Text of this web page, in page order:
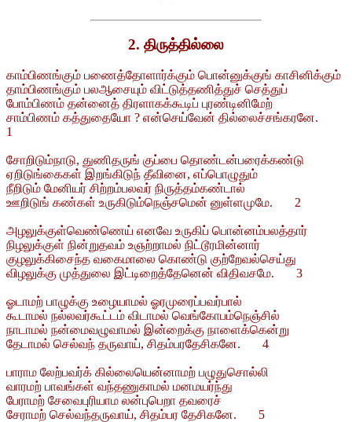
2. திருத்தில்லை
காம்பிணங்கும் பணைத்தோளார்க்கும் பொன்னுக்குங் காசினிக்கும்
தாம்பிணங்கும் பலஆசையும் விட்டுத்தணித்துச் செத்துப்
போம்பிணம் தன்னைத் திரளாகக்கூடிப் புரண்டினிமேற்
சாம்பிணம் கத்துதையோ ? என்செய்வேன் தில்லைச்சங்கரனே.
1
சோறிடும்நாடு, துணிதருங் குப்பை தொண்டன்பரைக்கண்டு
ஏறிடுங்கைகள் இறங்கிடுந் தீவினை, எப்பொழுதும்
நீறிடும் மேனியர் சிற்றம்பலவர் நிருத்தம்கண்டால்
ஊறிடுங் கண்கள் உருகிடும்நெஞ்சமென் னுள்ளமுமே. 2
அழலுக்குள்வெண்ணெய் எனவே உருகிப் பொன்னம்பலத்தார்
நிழலுக்குள் நின்றுதவம் உஞற்றாமல் நிட்டூரமின்னார்
குழலுக்கிசைந்த வகைமாலை கொண்டு குற்றேவல்செய்து
விழலுக்கு முத்துலை இட்டிறைத்தேனென் விதிவசமே. 3
ஓடாமற் பாழுக்கு உழையாமல் ஓரமுரைப்பவர்பால்
கூடாமல் நல்லவர்கூட்டம் விடாமல் வெங்கோபம்நெஞ்சில்
நாடாமல் நன்மைவழுவாமல் இன்றைக்கு நாளைக்கென்று
தேடாமல் செல்வந் தருவாய், சிதம்பரதேசிகனே. 4
பாராம லேற்பவர்க் கில்லையென்னாமற் பழுதுசொல்லி
வாரமற் பாவங்கள் வந்தணுகாமல் மனமயர்ந்து
பேராமற் சேவைபுரியாம லன்புபெறா தவரைச்
சேராமற் செல்வந்தருவாய், சிதம்பர தேசிகனே. 5